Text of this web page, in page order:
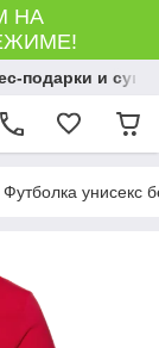
НА
подарки и
Футболка унисекс